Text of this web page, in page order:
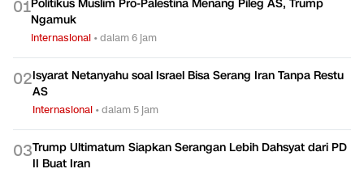
01Politikus Muslim Pro-Palestina Menang Pileg AS, Trump
Ngamuk
Internasional •dalam 6 jam
02Isyarat Netanyahu soal Israel Bisa Serang Iran Tanpa Restu
AS
Internasional •dalam 5 jam
03Trump Ultimatum Siapkan Serangan Lebih Dahsyat dari PD
II Buat Iran